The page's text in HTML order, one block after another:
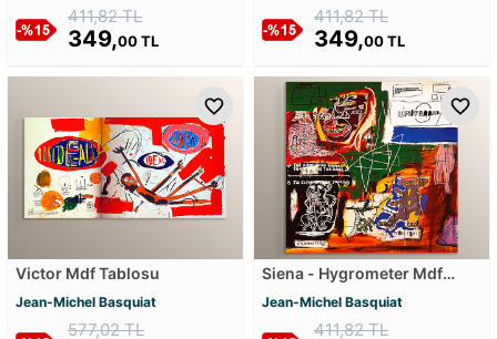
411,82 TL
349,00 TL
411,82 TL
349,00 TL
Victor Mdf Tablosu
Jean-Michel Basquiat
577,02 TL
Siena - Hygrometer Mdf
Tablosu
Jean-Michel Basquiat
411,82 TL